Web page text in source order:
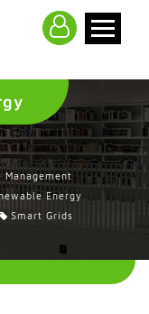
Management
Energy
Smart Grids